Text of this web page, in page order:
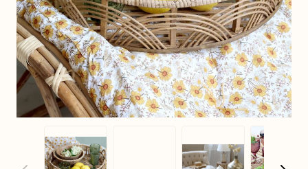
View larger imageView larger image
View larger